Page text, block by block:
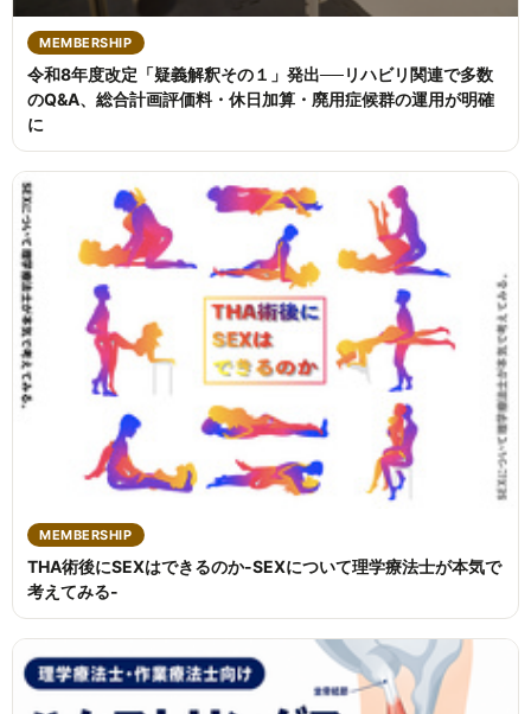
MEMBERSHIP
令和8年度改定「疑義解釈その１」発出──リハビリ関連で多数
のQ&A、総合計画評価料・休日加算・廃用症候群の運用が明確
に
MEMBERSHIP
THA術後にSEXはできるのか-SEXについて理学療法士が本気で
考えてみる-